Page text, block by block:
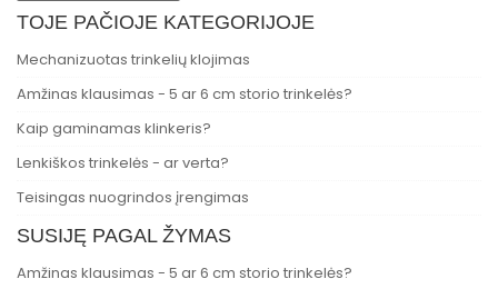
TOJE PAČIOJE KATEGORIJOJE
Mechanizuotas trinkelių klojimas
Amžinas klausimas - 5 ar 6 cm storio trinkelės?
Kaip gaminamas klinkeris?
Lenkiškos trinkelės - ar verta?
Teisingas nuogrindos įrengimas
SUSIJĘ PAGAL ŽYMAS
Amžinas klausimas - 5 ar 6 cm storio trinkelės?